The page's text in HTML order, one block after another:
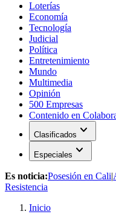
Loterías
Economía
Tecnología
Judicial
Política
Entretenimiento
Mundo
Multimedia
Opinión
500 Empresas
Contenido en
Clasificados expand_more
Especiales expand_more
Es noticia:Posesión en Cali|
Resistencia
Inicio